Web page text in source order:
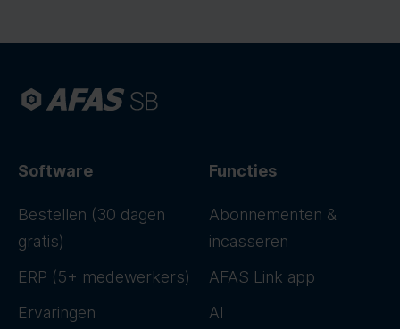
Software
Bestellen (30 dagen
gratis)
ERP (5+ medewerkers)
Ervaringen
Functies
Abonnementen &
incasseren
AFAS Link app
AI